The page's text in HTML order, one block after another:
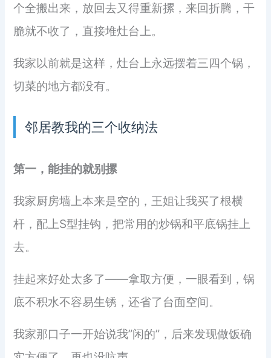
个全搬出来，放回去又得重新摞，来回折腾，干
脆就不收了，直接堆灶台上。
我家以前就是这样，灶台上永远摆着三四个锅，
切菜的地方都没有。
邻居教我的三个收纳法
第一，能挂的就别摞
我家厨房墙上本来是空的，王姐让我买了根横
杆，配上S型挂钩，把常用的炒锅和平底锅挂上
去。
挂起来好处太多了——拿取方便，一眼看到，锅
底不积水不容易生锈，还省了台面空间。
我家那口子一开始说我”闲的”，后来发现做饭确